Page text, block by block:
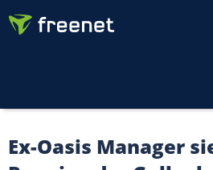
Ex-Oasis Manager